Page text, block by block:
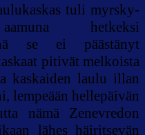
tuli myrsky-
hetkeksi
se ei päästänyt
pitivät melkoista
kaskaiden laulu illan
lempeään hellepäivän
nämä Zenevredon
lähes häiritsevän